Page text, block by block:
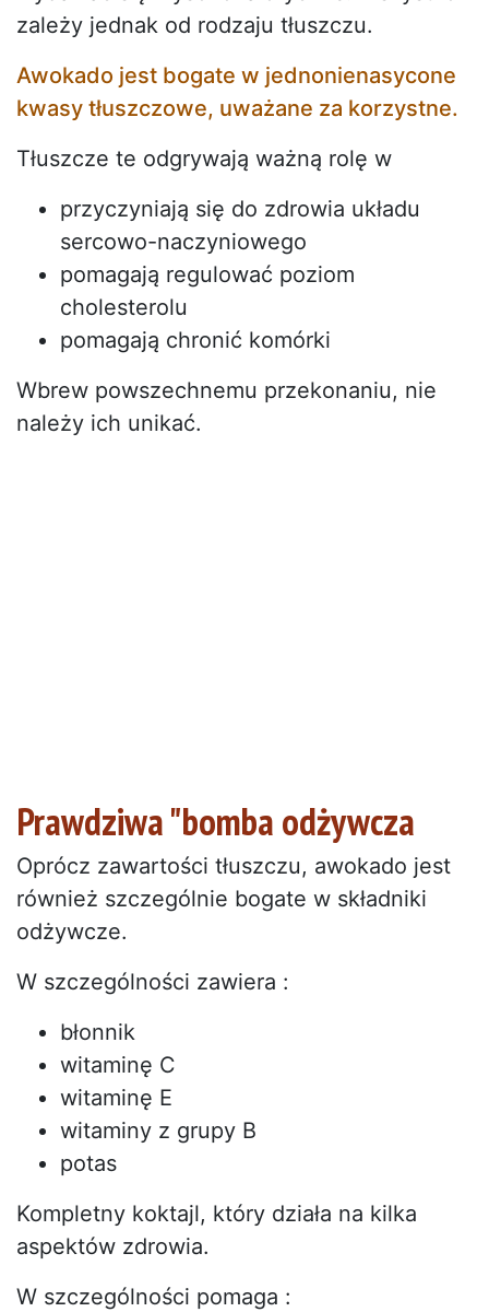
zależy jednak od rodzaju tłuszczu.
Awokado jest bogate w jednonienasycone
kwasy tłuszczowe, uważane za korzystne.
Tłuszcze te odgrywają ważną rolę w
przyczyniają się do zdrowia układu
sercowo-naczyniowego
pomagają regulować poziom
cholesterolu
pomagają chronić komórki
Wbrew powszechnemu przekonaniu, nie
należy ich unikać.
Prawdziwa "bomba odżywcza
Oprócz zawartości tłuszczu, awokado jest
również szczególnie bogate w składniki
odżywcze.
W szczególności zawiera :
błonnik
witaminę C
witaminę E
witaminy z grupy B
potas
Kompletny koktajl, który działa na kilka
aspektów zdrowia.
W szczególności pomaga :